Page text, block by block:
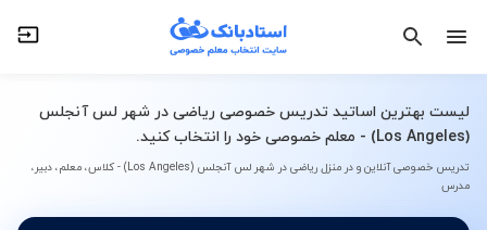
لیست بهترین اساتید تدریس خصوصی ریاضی در شهر لس آنجلس
(Los Angeles) - معلم خصوصی خود را انتخاب کنید.
تدریس خصوصی آنلاین و در منزل ریاضی در شهر لس آنجلس (Los Angeles) - کلاس، معلم، دبیر،
مدرس
انتخاب درس